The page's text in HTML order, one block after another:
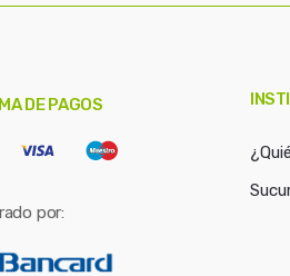
DE PAGOS
por: